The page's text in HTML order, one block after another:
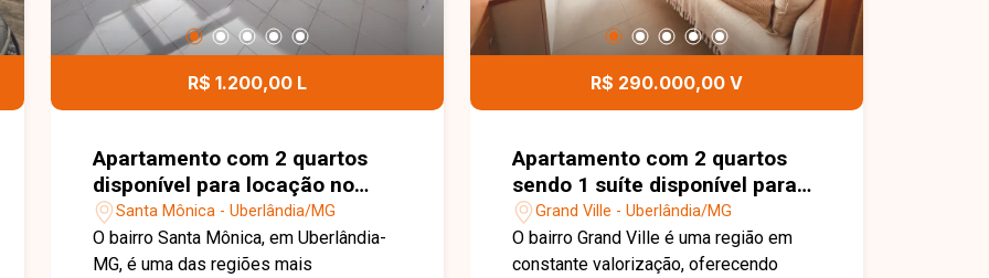
para mais informações e agende uma
visita para conhecer esta excelente
R$ 1.200,00 L
Apartamento com 2 quartos
disponível para locação no
bairro Santa Mônica em
Uberlândia-MG
Santa Mônica - Uberlândia/MG
O bairro Santa Mônica, em Uberlândia-
MG, é uma das regiões mais
R$ 290.000,00 V
Apartamento com 2 quartos
sendo 1 suíte disponível para
venda no bairro Grand Ville em
Uberlândia-MG
Grand Ville - Uberlândia/MG
O bairro Grand Ville é uma região em
constante valorização, oferecendo